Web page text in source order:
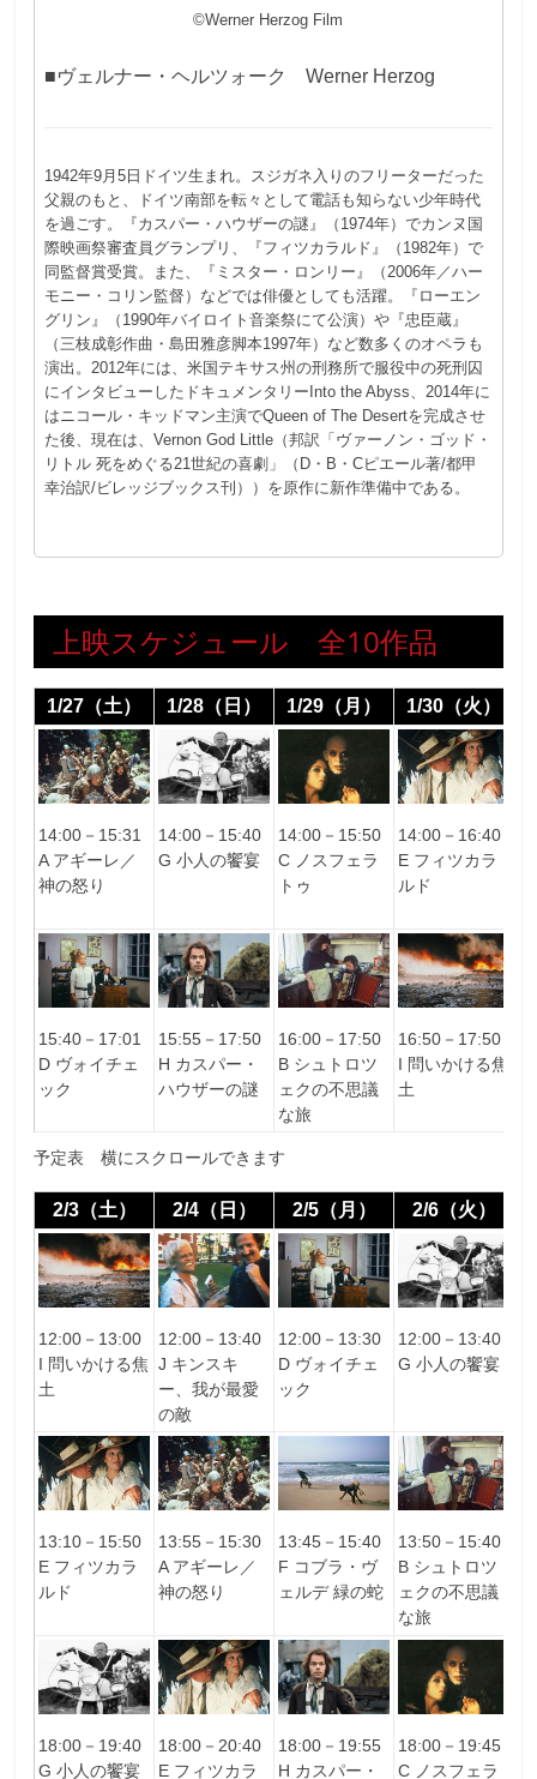
©Werner Herzog Film
■ヴェルナー・ヘルツォーク Werner Herzog
1942年9月5日ドイツ生まれ。スジガネ入りのフリーターだった
父親のもと、ドイツ南部を転々として電話も知らない少年時代
を過ごす。『カスパー・ハウザーの謎』（1974年）でカンヌ国
際映画祭審査員グランプリ、『フィツカラルド』（1982年）で
同監督賞受賞。また、『ミスター・ロンリー』（2006年／ハー
モニー・コリン監督）などでは俳優としても活躍。『ローエン
グリン』（1990年バイロイト音楽祭にて公演）や『忠臣蔵』
（三枝成彰作曲・島田雅彦脚本1997年）など数多くのオペラも
演出。2012年には、米国テキサス州の刑務所で服役中の死刑囚
にインタビューしたドキュメンタリーInto the Abyss、2014年に
はニコール・キッドマン主演でQueen of The Desertを完成させ
た後、現在は、Vernon God Little（邦訳「ヴァーノン・ゴッド・
リトル 死をめぐる21世紀の喜劇」（D・B・Cピエール著/都甲
幸治訳/ビレッジブックス刊））を原作に新作準備中である。
上映スケジュール 全10作品
1/27（土） 1/28（日） 1/29（月） 1/30（火）
14:00－15:31
A アギーレ／
神の怒り
14:00－15:40
G 小人の饗宴
14:00－15:50
C ノスフェラ
トゥ
14:00－16:40
E フィツカラ
ルド
15:40－17:01
D ヴォイチェ
ック
15:55－17:50
H カスパー・
ハウザーの謎
16:00－17:50
B シュトロツ
ェクの不思議
な旅
16:50－17:50
I 問いかける焦
土
予定表 横にスクロールできます
2/3（土） 2/4（日） 2/5（月） 2/6（火）
12:00－13:00
I 問いかける焦
土
12:00－13:40
J キンスキ
ー、我が最愛
の敵
12:00－13:30
D ヴォイチェ
ック
12:00－13:40
G 小人の饗宴
13:10－15:50
E フィツカラ
ルド
13:55－15:30
A アギーレ／
神の怒り
13:45－15:40
F コブラ・ヴ
ェルデ 緑の蛇
13:50－15:40
B シュトロツ
ェクの不思議
な旅
18:00－19:40
G 小人の饗宴
18:00－20:40
E フィツカラ
18:00－19:55
H カスパー・
18:00－19:45
C ノスフェラ